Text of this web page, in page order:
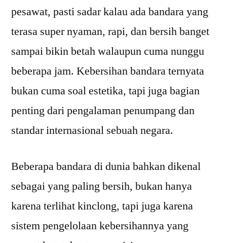
di
Indonesia
dan
pesawat, pasti sadar kalau ada bandara yang
terasa super nyaman, rapi, dan bersih banget
sampai bikin betah walaupun cuma nunggu
beberapa jam. Kebersihan bandara ternyata
bukan cuma soal estetika, tapi juga bagian
penting dari pengalaman penumpang dan
standar internasional sebuah negara.
Beberapa bandara di dunia bahkan dikenal
sebagai yang paling bersih, bukan hanya
karena terlihat kinclong, tapi juga karena
sistem pengelolaan kebersihannya yang